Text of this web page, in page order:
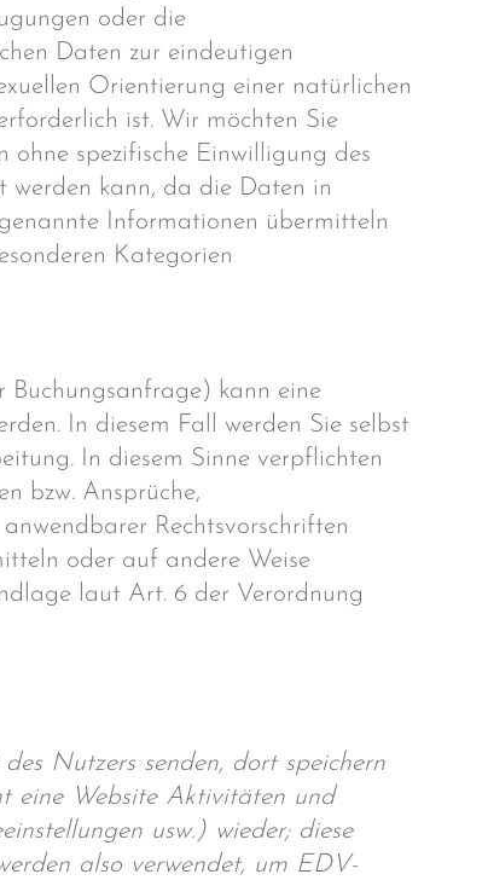
oder die
Daten zur eindeutigen
Orientierung einer natürlichen
ist. Wir möchten Sie
spezifische Einwilligung des
werden kann, da die Daten in
Informationen übermitteln
Kategorien
Buchungsanfrage) kann eine
In diesem Fall werden Sie selbst
In diesem Sinne verpflichten
bzw. Ansprüche,
Rechtsvorschriften
oder auf andere Weise
laut Art. 6 der Verordnung
Nutzers senden, dort speichern
eine Website Aktivitäten und
usw.) wieder; diese
also verwendet, um EDV-